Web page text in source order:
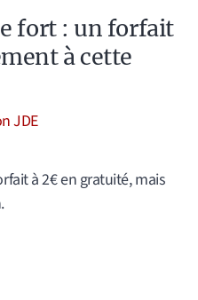
fort : un forfait
à cette
JDE
à 2€ en gratuité, mais